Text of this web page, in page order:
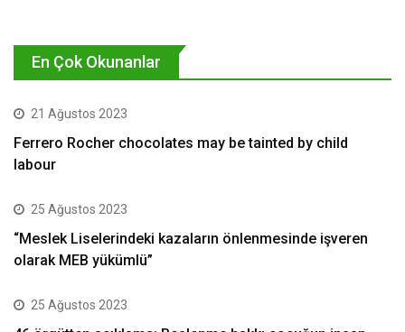
En Çok Okunanlar
21 Ağustos 2023
Ferrero Rocher chocolates may be tainted by child
labour
25 Ağustos 2023
“Meslek Liselerindeki kazaların önlenmesinde işveren
olarak MEB yükümlü”
25 Ağustos 2023